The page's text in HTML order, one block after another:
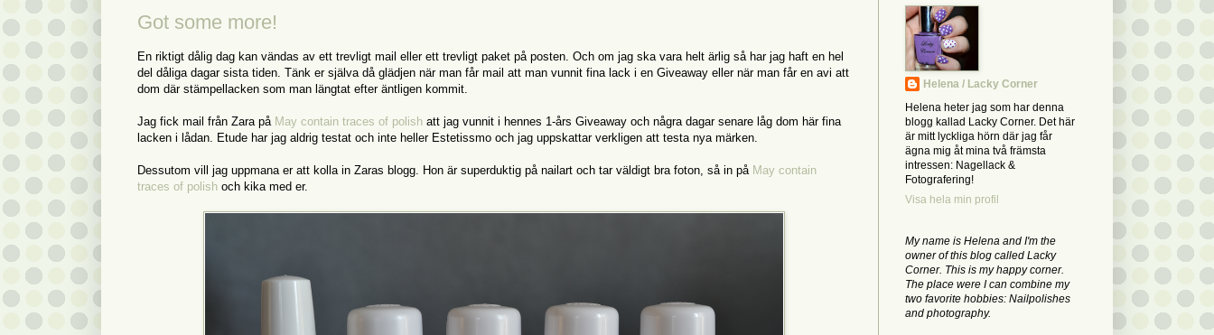
Got some more!
En riktigt dålig dag kan vändas av ett trevligt mail eller ett trevligt paket på posten. Och om jag ska vara helt ärlig så har jag haft en hel
del dåliga dagar sista tiden. Tänk er själva då glädjen när man får mail att man vunnit fina lack i en Giveaway eller när man får en avi att
dom där stämpellacken som man längtat efter äntligen kommit.
Jag fick mail från Zara på May contain traces of polish att jag vunnit i hennes 1-års Giveaway och några dagar senare låg dom här fina
lacken i lådan. Etude har jag aldrig testat och inte heller Estetissmo och jag uppskattar verkligen att testa nya märken.
Dessutom vill jag uppmana er att kolla in Zaras blogg. Hon är superduktig på nailart och tar väldigt bra foton, så in på May contain
traces of polish och kika med er.
Helena / Lacky Corner
Helena heter jag som har denna
blogg kallad Lacky Corner. Det här
är mitt lyckliga hörn där jag får
ägna mig åt mina två främsta
intressen: Nagellack &
Fotografering!
Visa hela min profil
My name is Helena and I'm the
owner of this blog called Lacky
Corner. This is my happy corner.
The place were I can combine my
two favorite hobbies: Nailpolishes
and photography.